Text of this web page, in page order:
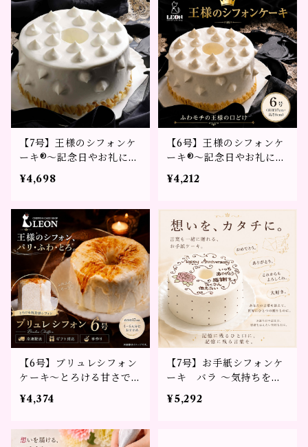
【7号】王様のシフォンケ
ーキ®～記念日やお礼に選
ばれる贈り物～
¥4,698
【6号】王様のシフォンケ
ーキ®～記念日やお礼に選
ばれる贈り物～
¥4,212
【6号】ブリュレシフォン
ケーキ～とろける甘さで特
別なひとときを～
¥4,374
【7号】お手紙シフォンケ
ーキ バラ ～気持ちをか
たちに～
¥5,292